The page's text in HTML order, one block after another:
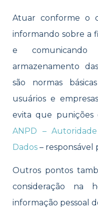
Atuar conforme o
informando sobre a
e
armazenamento
são normas
usuários e
evita que punições
ANPD –
Dados – responsável
Outros pontos
consideração na
informação pessoal